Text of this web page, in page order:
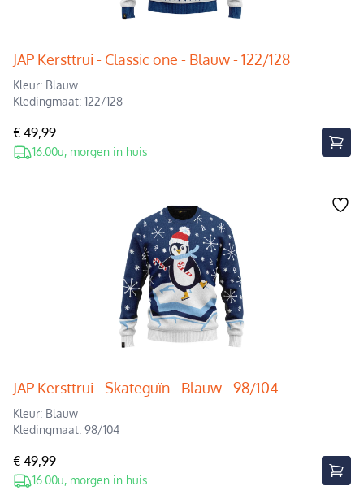
JAP Kersttrui - Classic one - Blauw - 122/128
Kleur: Blauw
Kledingmaat: 122/128
€ 49,99
16.00u, morgen in huis
JAP Kersttrui - Skateguïn - Blauw - 98/104
Kleur: Blauw
Kledingmaat: 98/104
€ 49,99
16.00u, morgen in huis